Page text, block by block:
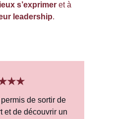
s’exprimer et à
leadership.
permis de sortir de
et de découvrir un